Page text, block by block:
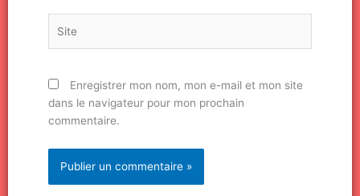
Enregistrer mon nom, mon e-mail et mon site
dans le navigateur pour mon prochain
commentaire.